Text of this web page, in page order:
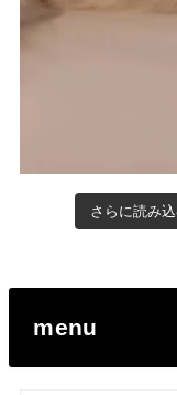
さらに読み
menu